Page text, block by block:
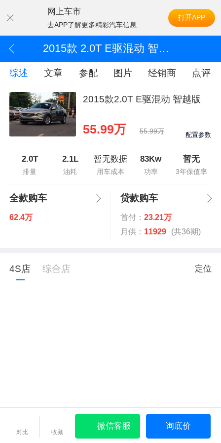
网上车市
去APP了解更多精彩汽车信息
打开APP
2015款 2.0T E驱混动 智越版
综述 文章 参配 图片 经销商 点评
2015款2.0T E驱混动 智越版
55.99万 55.99万 配置参数
2.0T
排量
2.1L
油耗
暂无数据
用车成本
83Kw
功率
暂无
3年保值率
全款购车
62.4万
贷款购车
首付： 23.21万
月供： 11929 (共36期)
4S店 综合店 定位
对比 收藏
微信客服 询底价